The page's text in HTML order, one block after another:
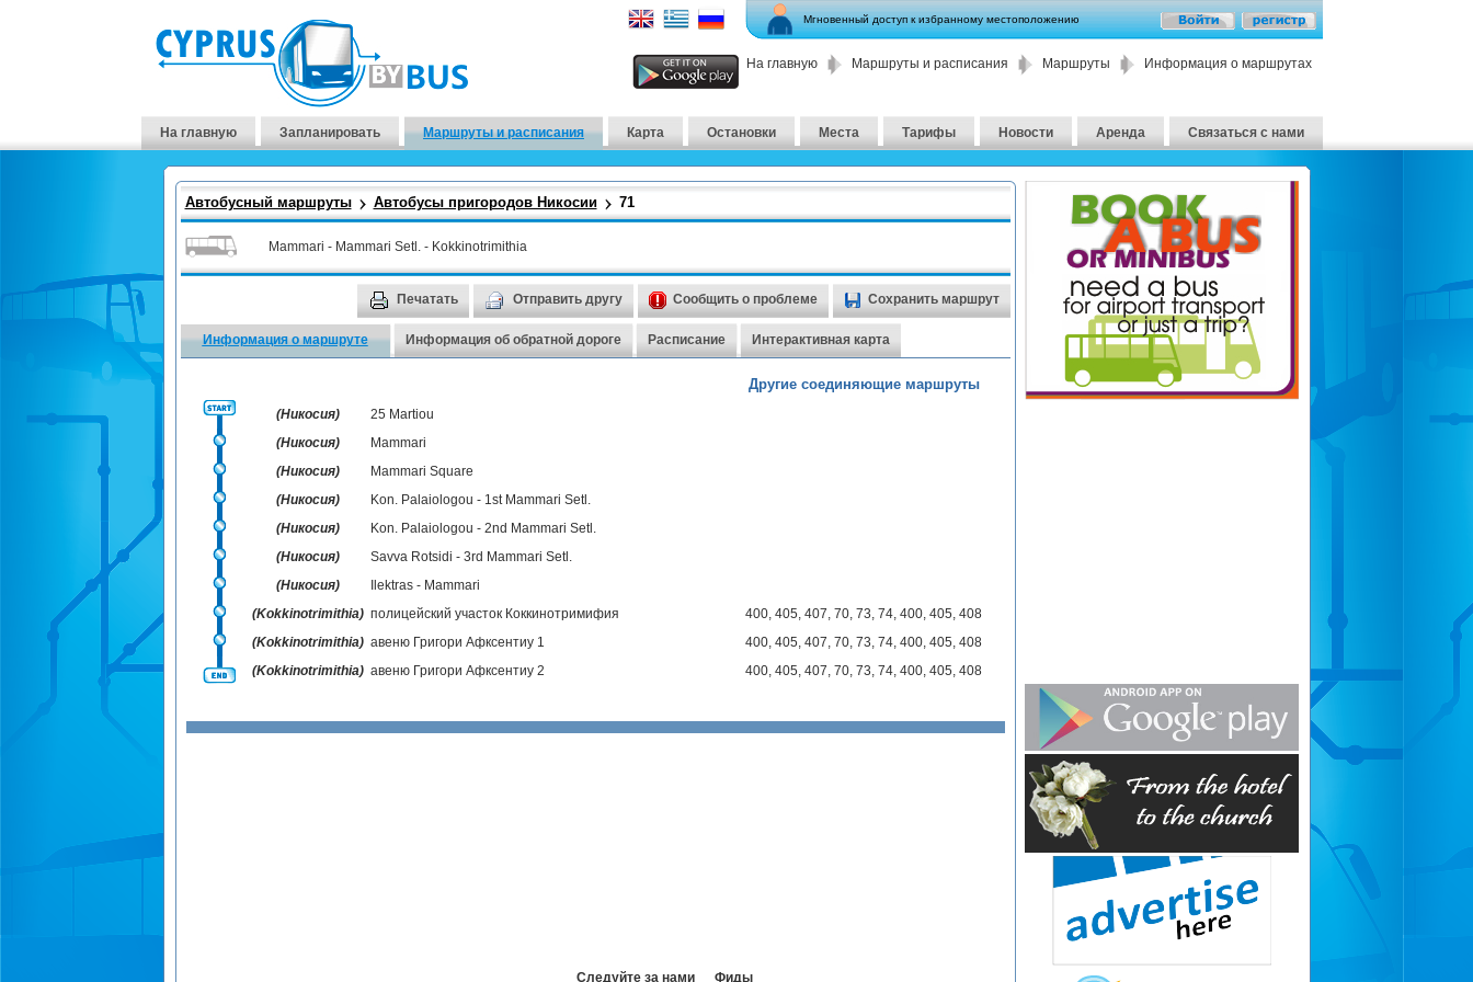
Мгновенный доступ к избранному местоположению
На главную Маршруты и расписания Маршруты Информация о маршрутах
На главную Запланировать Маршруты и расписания Карта Остановки Места Тарифы Новости Аренда Связаться с нами
Автобусный маршруты Автобусы пригородов Никосии 71
Mammari - Mammari Setl. - Kokkinotrimithia
Печатать Отправить другу Сообщить о проблеме Сохранить маршрут
Информация о маршруте Информация об обратной дороге Расписание Интерактивная карта
Другие соединяющие маршруты
(Никосия)
25 Martiou
(Никосия)
Mammari
(Никосия)
Mammari Square
(Никосия)
Kon. Palaiologou - 1st Mammari Setl.
(Никосия)
Kon. Palaiologou - 2nd Mammari Setl.
(Никосия)
Savva Rotsidi - 3rd Mammari Setl.
(Никосия)
Ilektras - Mammari
(Kokkinotrimithia) полицейский участок Коккинотримифия 400, 405, 407, 70, 73, 74, 400, 405, 408
(Kokkinotrimithia) авеню Григори Афксентиу 1 400, 405, 407, 70, 73, 74, 400, 405, 408
(Kokkinotrimithia) авеню Григори Афксентиу 2 400, 405, 407, 70, 73, 74, 400, 405, 408
Следуйте за нами Фиды